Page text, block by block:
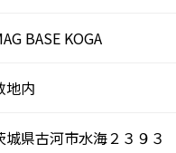
BASE KOGA
地内
城県古河市水海２３９３